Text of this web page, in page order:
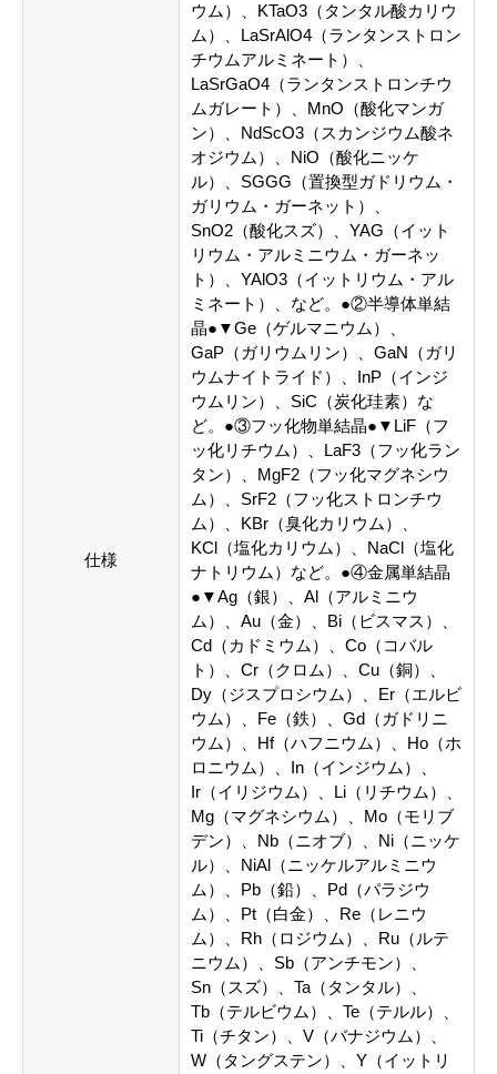
仕様
ウム）、KTaO3（タンタル酸カリウ
ム）、LaSrAlO4（ランタンストロン
チウムアルミネート）、
LaSrGaO4（ランタンストロンチウ
ムガレート）、MnO（酸化マンガ
ン）、NdScO3（スカンジウム酸ネ
オジウム）、NiO（酸化ニッケ
ル）、SGGG（置換型ガドリウム・
ガリウム・ガーネット）、
SnO2（酸化スズ）、YAG（イット
リウム・アルミニウム・ガーネッ
ト）、YAlO3（イットリウム・アル
ミネート）、など。●②半導体単結
晶●▼Ge（ゲルマニウム）、
GaP（ガリウムリン）、GaN（ガリ
ウムナイトライド）、InP（インジ
ウムリン）、SiC（炭化珪素）な
ど。●③フッ化物単結晶●▼LiF（フ
ッ化リチウム）、LaF3（フッ化ラン
タン）、MgF2（フッ化マグネシウ
ム）、SrF2（フッ化ストロンチウ
ム）、KBr（臭化カリウム）、
KCl（塩化カリウム）、NaCl（塩化
ナトリウム）など。●④金属単結晶
●▼Ag（銀）、Al（アルミニウ
ム）、Au（金）、Bi（ビスマス）、
Cd（カドミウム）、Co（コバル
ト）、Cr（クロム）、Cu（銅）、
Dy（ジスプロシウム）、Er（エルビ
ウム）、Fe（鉄）、Gd（ガドリニ
ウム）、Hf（ハフニウム）、Ho（ホ
ロニウム）、In（インジウム）、
Ir（イリジウム）、Li（リチウム）、
Mg（マグネシウム）、Mo（モリブ
デン）、Nb（ニオブ）、Ni（ニッケ
ル）、NiAl（ニッケルアルミニウ
ム）、Pb（鉛）、Pd（パラジウ
ム）、Pt（白金）、Re（レニウ
ム）、Rh（ロジウム）、Ru（ルテ
ニウム）、Sb（アンチモン）、
Sn（スズ）、Ta（タンタル）、
Tb（テルビウム）、Te（テルル）、
Ti（チタン）、V（バナジウム）、
W（タングステン）、Y（イットリ